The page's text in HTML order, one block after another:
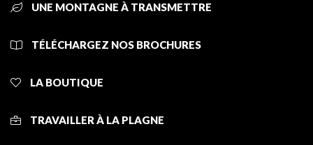
UNE MONTAGNE À TRANSMETTRE
TÉLÉCHARGEZ NOS BROCHURES
LA BOUTIQUE
TRAVAILLER À LA PLAGNE